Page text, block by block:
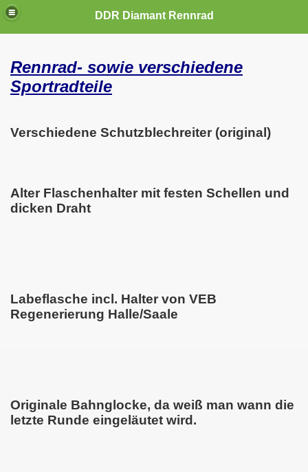
DDR Diamant Rennrad
Rennrad- sowie verschiedene
Sportradteile
Verschiedene Schutzblechreiter (original)
Alter Flaschenhalter mit festen Schellen und
dicken Draht
Labeflasche incl. Halter von VEB
Regenerierung Halle/Saale
Originale Bahnglocke, da weiß man wann die
letzte Runde eingeläutet wird.